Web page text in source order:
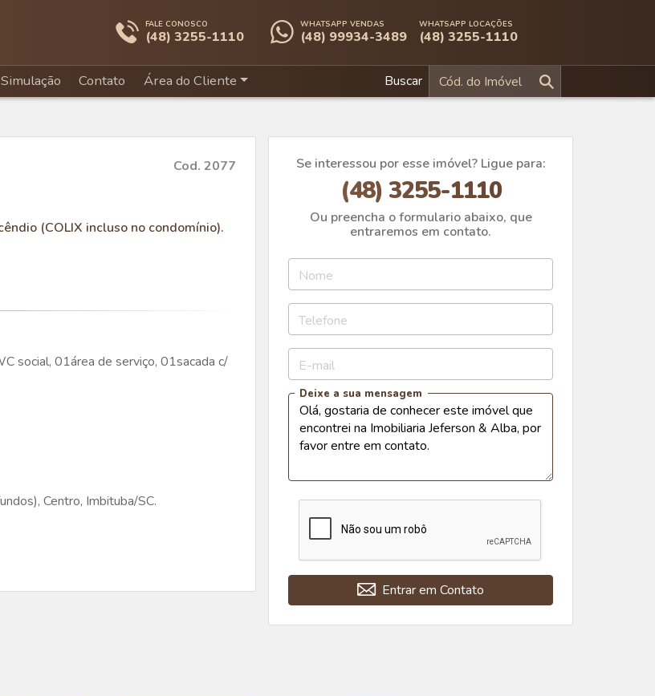
FALE CONOSCO
(48) 3255-1110
WHATSAPP VENDAS
(48) 99934-3489
WHATSAPP LOCAÇÕES
(48) 3255-1110
Simulação Contato Área do Cliente Buscar
Cod. 2077
(COLIX incluso no condomínio).
social, 01área de serviço, 01sacada c/
Centro, Imbituba/SC.
Se interessou por esse imóvel? Ligue para:
(48) 3255-1110
Ou preencha o formulario abaixo, que
entraremos em contato.
Nome
Telefone
E-mail
Deixe a sua mensagem
Entrar em Contato